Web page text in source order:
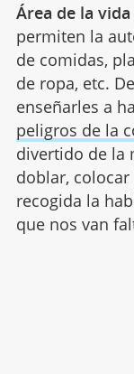
Área de la
permiten la
de comidas,
de ropa, etc.
enseñarles a
peligros de la
divertido de la
doblar,
recogida la
que nos van